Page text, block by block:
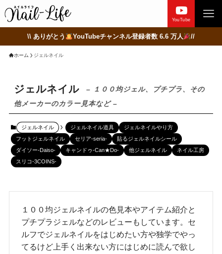
YouTube
\\ ありがとう YouTubeチャンネル登録者数 6.6 万人 //
ホーム ジェルネイル
ジェルネイル
– １００均ジェル、プチプラ、その
他メーカーのカラー見本など –
ジェルネイル ジェルネイル道具
ジェルネイルやり方
フットジェルネイル
セリア-seria-
貼るジェルネイルシール
ダイソー-Daiso-
キャンドゥ-Can★Do- 他ジェルネイル
ネイル工房
スリコ-3COINS-
１００均ジェルネイルの色見本やアイテム紹介と
プチプラジェルなどのレビューもしています。セ
ルフでジェルネイルをはじめたい方や独学でやっ
てるけど上手く出来ない方にはじめに読んで欲し